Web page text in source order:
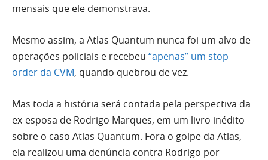
mensais que ele demonstrava.
Mesmo assim, a Atlas Quantum nunca foi um alvo de
operações policiais e recebeu “apenas” um stop
order da CVM, quando quebrou de vez.
Mas toda a história será contada pela perspectiva da
ex-esposa de Rodrigo Marques, em um livro inédito
sobre o caso Atlas Quantum. Fora o golpe da Atlas,
ela realizou uma denúncia contra Rodrigo por